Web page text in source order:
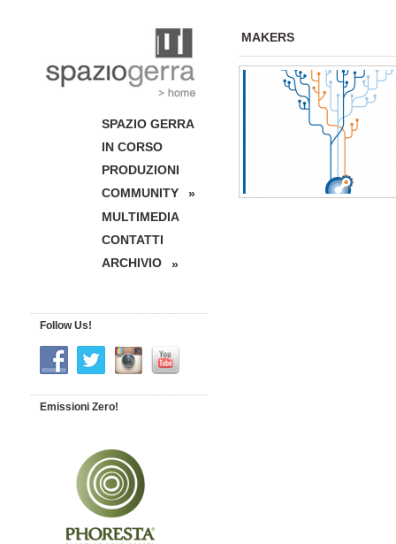
MAKERS
SPAZIO GERRA
IN CORSO
PRODUZIONI
COMMUNITY
»
MULTIMEDIA
CONTATTI
ARCHIVIO
»
Follow Us!
Emissioni Zero!